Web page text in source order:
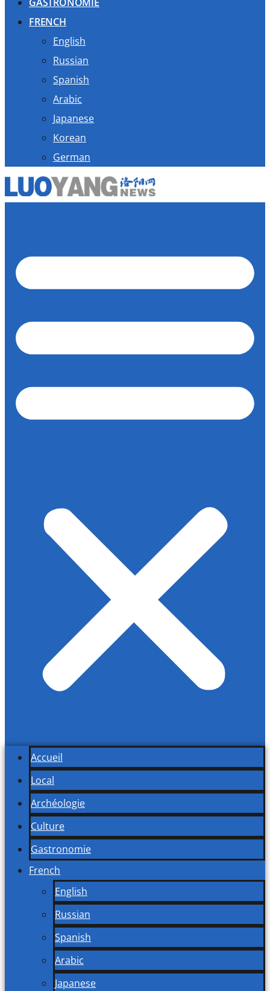
FRENCH
English
Russian
Spanish
Arabic
Japanese
Korean
German
Accueil
Local
Archéologie
Culture
Gastronomie
French
English
Russian
Spanish
Arabic
Japanese